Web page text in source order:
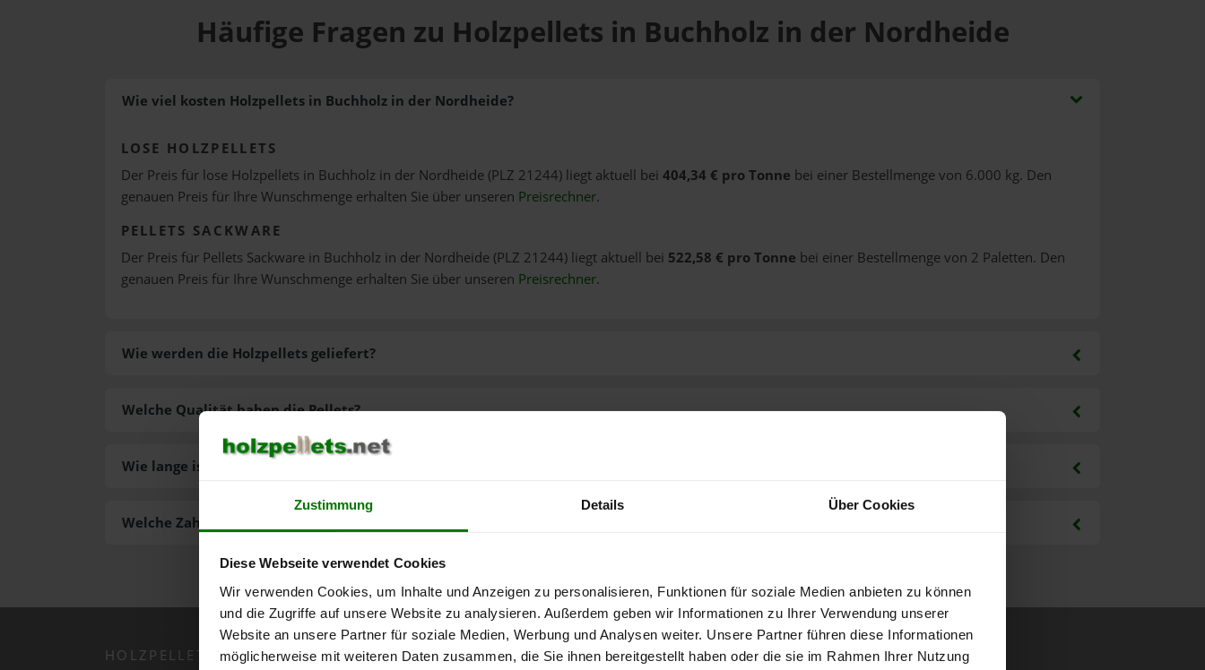
Zustimmung Details Über Cookies
Diese Webseite verwendet Cookies
Wir verwenden Cookies, um Inhalte und Anzeigen zu personalisieren, Funktionen für soziale Medien anbieten zu können
und die Zugriffe auf unsere Website zu analysieren. Außerdem geben wir Informationen zu Ihrer Verwendung unserer
Website an unsere Partner für soziale Medien, Werbung und Analysen weiter. Unsere Partner führen diese Informationen
möglicherweise mit weiteren Daten zusammen, die Sie ihnen bereitgestellt haben oder die sie im Rahmen Ihrer Nutzung
Häufige Fragen zu Holzpellets in Buchholz in der Nordheide
Wie viel kosten Holzpellets in Buchholz in der Nordheide?
LOSE HOLZPELLETS
Der Preis für lose Holzpellets in Buchholz in der Nordheide (PLZ 21244) liegt aktuell bei 404,34 € pro Tonne bei einer Bestellmenge von 6.000 kg. Den
genauen Preis für Ihre Wunschmenge erhalten Sie über unseren Preisrechner.
PELLETS SACKWARE
Der Preis für Pellets Sackware in Buchholz in der Nordheide (PLZ 21244) liegt aktuell bei 522,58 € pro Tonne bei einer Bestellmenge von 2 Paletten. Den
genauen Preis für Ihre Wunschmenge erhalten Sie über unseren Preisrechner.
Wie werden die Holzpellets geliefert?
Welche Zahlungsarten gibt es?
Welche Qualität haben die Pellets?
Wie lange ist die Lieferzeit der Pellets?
HOLZPELLETS.NET APP